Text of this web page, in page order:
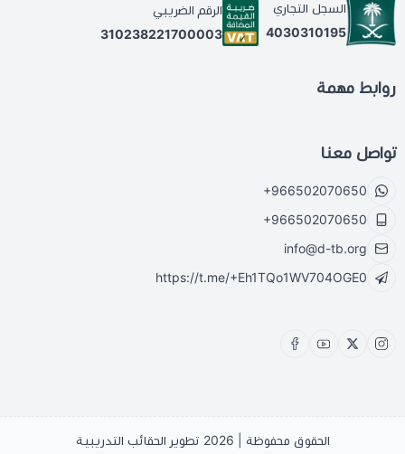
السجل التجاري
4030310195
الرقم الضريبي
310238221700003
روابط مهمة
تواصل معنا
+966502070650
+966502070650
info@d-tb.org
https://t.me/+Eh1TQo1WV704OGE0
الحقوق محفوظة | 2026 تطوير الحقائب التدريبية